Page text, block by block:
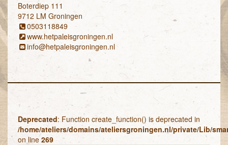
Boterdiep 111
9712 LM Groningen
0503118849
www.hetpaleisgroningen.nl
info@hetpaleisgroningen.nl
Deprecated: Function create_function() is deprecated in
/home/ateliers/domains/ateliersgroningen.nl/private/Lib/
on line 269